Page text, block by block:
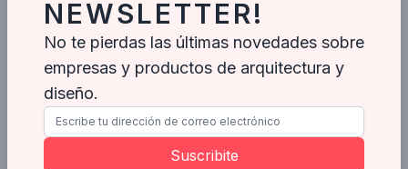
Decor Petit
Dic 15, 2022 |5 min de lectura
NEWSLETTER!
No te pierdas las últimas novedades sobre
empresas y productos de arquitectura y
diseño.
Suscribite